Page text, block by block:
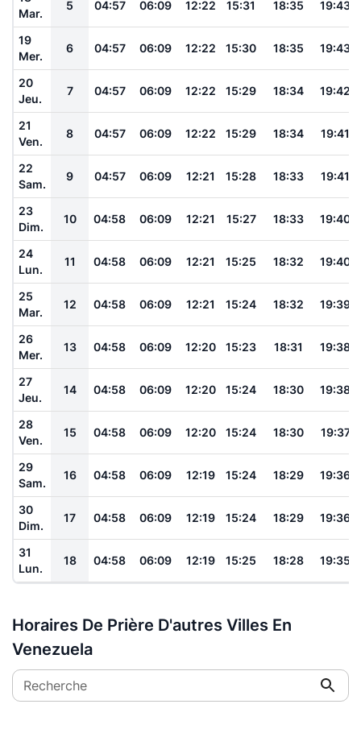
Mar.
5 04:57 06:09 12:22 15:31 18:35 19:43
19
Mer.
6 04:57 06:09 12:22 15:30 18:35 19:43
20
Jeu.
7 04:57 06:09 12:22 15:29 18:34 19:42
21
Ven.
8 04:57 06:09 12:22 15:29 18:34 19:41
22
Sam.
9 04:57 06:09 12:21 15:28 18:33 19:41
23
Dim.
10 04:58 06:09 12:21 15:27 18:33 19:40
24
Lun.
11 04:58 06:09 12:21 15:25 18:32 19:40
25
Mar.
12 04:58 06:09 12:21 15:24 18:32 19:39
26
Mer.
13 04:58 06:09 12:20 15:23 18:31 19:38
27
Jeu.
14 04:58 06:09 12:20 15:24 18:30 19:38
28
Ven.
15 04:58 06:09 12:20 15:24 18:30 19:37
29
Sam.
16 04:58 06:09 12:19 15:24 18:29 19:36
30
Dim.
17 04:58 06:09 12:19 15:24 18:29 19:36
31
Lun.
18 04:58 06:09 12:19 15:25 18:28 19:35
Horaires De Prière D'autres Villes En
Venezuela
Recherche